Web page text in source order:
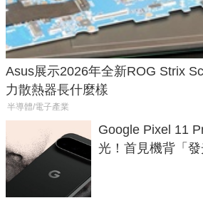
Asus展示2026年全新ROG Strix
力散熱器長什麼樣
半導體/電子產業
Google Pixel 11
光！首見機背「